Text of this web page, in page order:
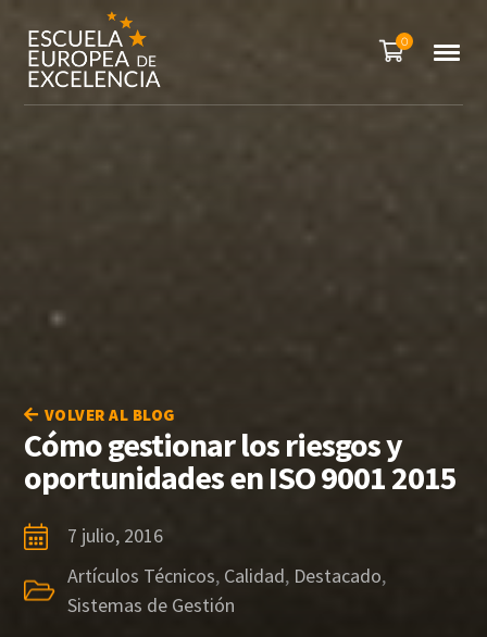
0
VOLVER AL BLOG
Cómo gestionar los riesgos y
oportunidades en ISO 9001 2015
7 julio, 2016
Artículos Técnicos, Calidad, Destacado,
Sistemas de Gestión